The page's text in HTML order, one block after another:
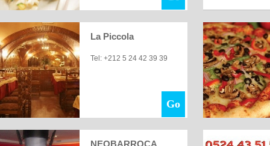
La Piccola
Tel: +212 5 24 42 39 39
Go
NEOBARROCA